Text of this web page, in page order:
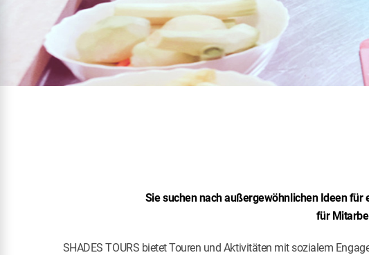
Sie suchen nach außergewöhnlichen Ideen
für
SHADES TOURS bietet Touren und Aktivitäten mit sozialem